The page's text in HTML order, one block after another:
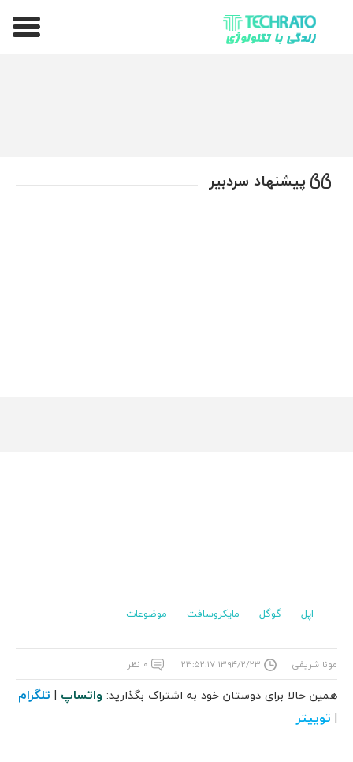
تکراتو – زندگی با تکنولوژی
پیشنهاد سردبیر
اپل گوگل مایکروسافت موضوعات
مونا شریفی ۱۳۹۴/۲/۲۳ ۲۳:۵۲:۱۷ ۰ نظر
همین حالا برای دوستان خود به اشتراک بگذارید: واتساپ | تلگرام
| توییتر